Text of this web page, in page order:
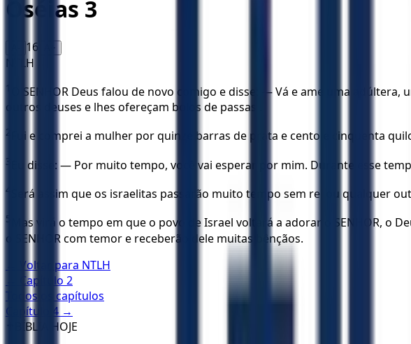
Oséias 3
16 A+
NTLH
1
O SENHOR Deus falou de novo comigo e disse: — Vá e ame uma
outros deuses e lhes ofereçam bolos de passas .
2 Fui e comprei a mulher por quinze barras de prata e cento e cinquenta
3 Eu disse: — Por muito tempo, você vai esperar por mim. Durante esse
4 Será assim que os israelitas passarão muito tempo sem rei ou qualquer
5
Mas virá o tempo em que o povo de Israel voltará a adorar o SENHOR, o
o SENHOR com temor e receberão dele muitas bênçãos.
← Voltar para NTLH
← Capítulo 2
Todos os capítulos
Capítulo
4 →
BÍBLIA HOJE